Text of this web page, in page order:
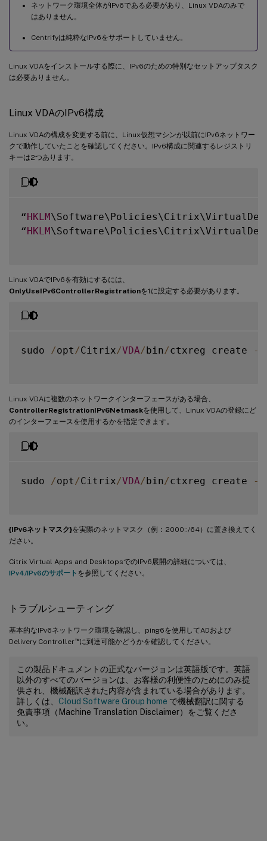
ネットワーク環境全体がIPv6である必要があり、Linux VDAのみで
はありません。
Centrifyは純粋なIPv6をサポートしていません。
Linux VDAをインストールする際に、IPv6のための特別なセットアップタスク
は必要ありません。
Linux VDAのIPv6構成
Linux VDAの構成を変更する前に、Linux仮想マシンが以前にIPv6ネットワー
クで動作していたことを確認してください。IPv6構成に関連するレジストリ
キーは2つあります。
“HKLM
“HKLM
Linux VDAでIPv6を有効にするには、
OnlyUseIPv6ControllerRegistrationを1に設定する必要があります。
sudo /opt /Citrix/VDA/bin/ctxreg create -
Linux VDAに複数のネットワークインターフェースがある場合、
ControllerRegistrationIPv6Netmaskを使用して、Linux VDAの登録にど
のインターフェースを使用するかを指定できます。
sudo /opt /Citrix/VDA/bin/ctxreg create -
{IPv6ネットマスク}を実際のネットマスク（例：2000::/64）に置き換えてく
ださい。
Citrix Virtual Apps and DesktopsでのIPv6展開の詳細については、
IPv4/IPv6のサポート を参照してください。
トラブルシューティング
基本的なIPv6ネットワーク環境を確認し、ping6を使用してADおよび
Delivery Controller™に到達可能かどうかを確認してください。
この製品ドキュメントの正式なバージョンは英語版です。英語
以外のすべてのバージョンは、お客様の利便性のためにのみ提
供され、機械翻訳された内容が含まれている場合があります。
詳しくは、 Cloud Software Group home で機械翻訳に関する
免責事項（Machine Translation Disclaimer）をご覧くださ
い。